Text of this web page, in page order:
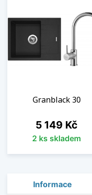
Granblack 30
Cena
5 149 Kč
2 ks skladem
Informace